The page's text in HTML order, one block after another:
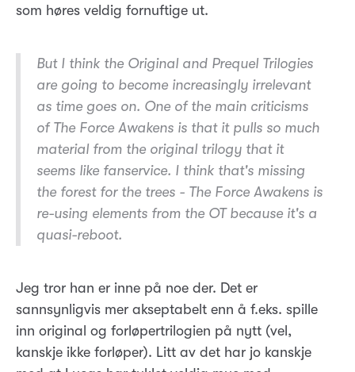
som høres veldig fornuftige ut.
But I think the Original and Prequel Trilogies
are going to become increasingly irrelevant
as time goes on. One of the main criticisms
of The Force Awakens is that it pulls so much
material from the original trilogy that it
seems like fanservice. I think that's missing
the forest for the trees - The Force Awakens is
re-using elements from the OT because it's a
quasi-reboot.
Jeg tror han er inne på noe der. Det er
sannsynligvis mer akseptabelt enn å f.eks. spille
inn original og forløpertrilogien på nytt (vel,
kanskje ikke forløper). Litt av det har jo kanskje